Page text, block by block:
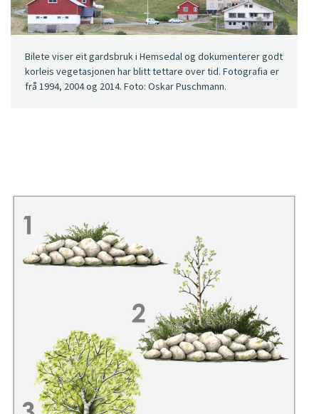
Bilete viser eit gardsbruk i Hemsedal og dokumenterer godt
korleis vegetasjonen har blitt tettare over tid. Fotografia er
frå 1994, 2004 og 2014. Foto: Oskar Puschmann.